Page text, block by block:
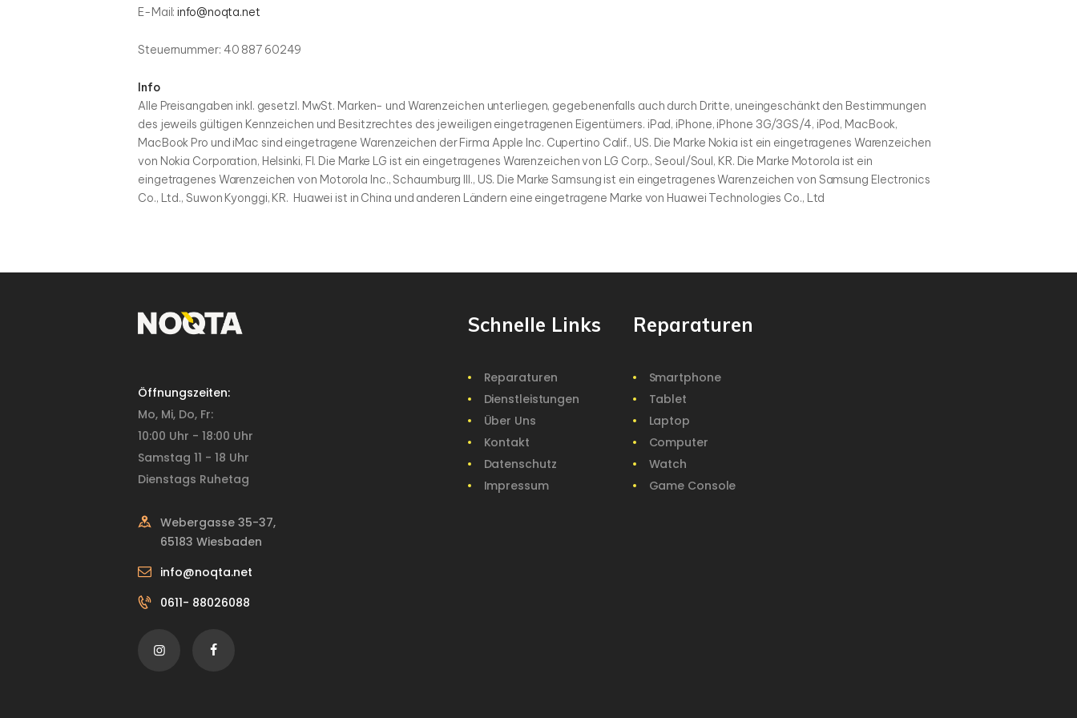
E-Mail:info@noqta.net
Steuernummer: 40 887 60249
Info
Alle Preisangaben inkl. gesetzl. MwSt. Marken- und Warenzeichen unterliegen, gegebenenfalls auch durch Dritte, uneingeschänkt den Bestimmungen
des jeweils gültigen Kennzeichen und Besitzrechtes des jeweiligen eingetragenen Eigentümers. iPad, iPhone, iPhone 3G/3GS/4, iPod, MacBook,
MacBook Pro und iMac sind eingetragene Warenzeichen der Firma Apple Inc. Cupertino Calif., US. Die Marke Nokia ist ein eingetragenes Warenzeichen
von Nokia Corporation, Helsinki, FI. Die Marke LG ist ein eingetragenes Warenzeichen von LG Corp., Seoul/Soul, KR. Die Marke Motorola ist ein
eingetragenes Warenzeichen von Motorola Inc., Schaumburg Ill., US. Die Marke Samsung ist ein eingetragenes Warenzeichen von Samsung Electronics
Co., Ltd., Suwon Kyonggi, KR. Huawei ist in China und anderen Ländern eine eingetragene Marke von Huawei Technologies Co., Ltd
Öffnungszeiten:
Mo, Mi, Do, Fr:
10:00 Uhr - 18:00 Uhr
Samstag 11 - 18 Uhr
Dienstags Ruhetag
Webergasse 35-37,
65183 Wiesbaden
info@noqta.net
0611- 88026088
Schnelle Links
Reparaturen
Dienstleistungen
Über Uns
Kontakt
Datenschutz
Impressum
Reparaturen
Smartphone
Tablet
Laptop
Computer
Watch
Game Console